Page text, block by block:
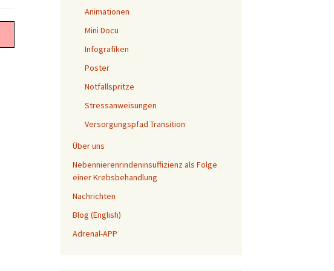
Animationen
Mini Docu
Infografiken
Poster
Notfallspritze
Stressanweisungen
Versorgungspfad Transition
Über uns
Nebennierenrindeninsuffizienz als Folge
einer Krebsbehandlung
Nachrichten
Blog (English)
Adrenal-APP